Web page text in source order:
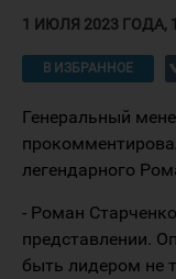
1 ИЮЛЯ 2023 ГОДА,
В ИЗБРАННОЕ
Генеральный
легендарного
- Роман
представлении.
быть лидером не